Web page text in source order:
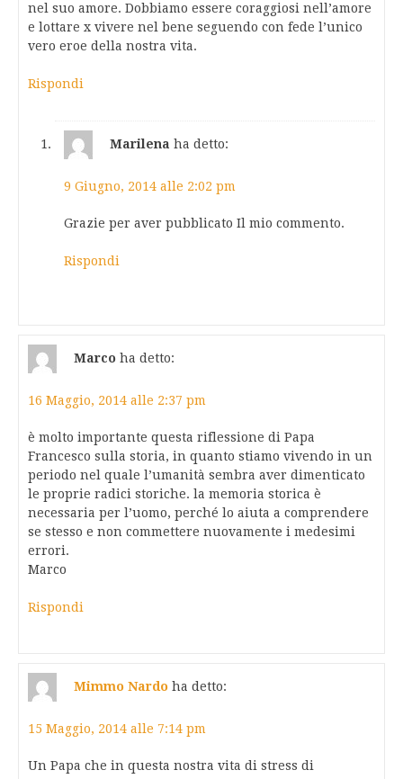
nel suo amore. Dobbiamo essere coraggiosi nell’amore
e lottare x vivere nel bene seguendo con fede l’unico
vero eroe della nostra vita.
Rispondi
Marilena ha detto:
9 Giugno, 2014 alle 2:02 pm
Grazie per aver pubblicato Il mio commento.
Rispondi
Marco ha detto:
16 Maggio, 2014 alle 2:37 pm
è molto importante questa riflessione di Papa
Francesco sulla storia, in quanto stiamo vivendo in un
periodo nel quale l’umanità sembra aver dimenticato
le proprie radici storiche. la memoria storica è
necessaria per l’uomo, perché lo aiuta a comprendere
se stesso e non commettere nuovamente i medesimi
errori.
Marco
Rispondi
Mimmo Nardo ha detto:
15 Maggio, 2014 alle 7:14 pm
Un Papa che in questa nostra vita di stress di